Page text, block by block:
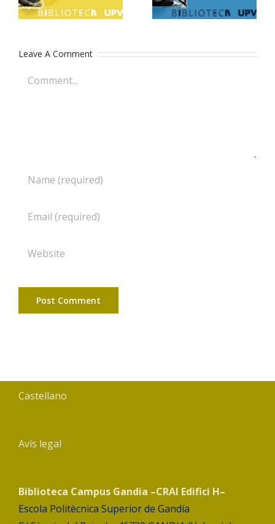
el tema
informació
Leave A Comment
Comment
Castellano
Avís legal
Biblioteca Campus Gandia –CRAI Edifici H–
Escola Politècnica Superior de Gandía